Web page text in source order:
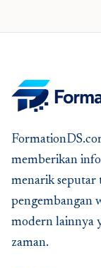
memberikan
menarik seputar
pengembangan
modern lainnya
zaman.